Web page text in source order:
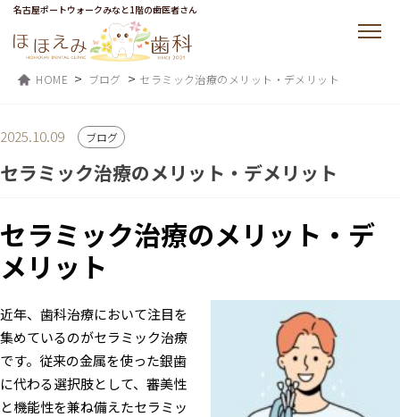
名古屋ポートウォークみなと1階の歯医者さん
HOME > ブログ > セラミック治療のメリット・デメリット
2025.10.09 ブログ
セラミック治療のメリット・デメリット
セラミック治療のメリット・デ
メリット
近年、歯科治療において注目を
集めているのがセラミック治療
です。従来の金属を使った銀歯
に代わる選択肢として、審美性
と機能性を兼ね備えたセラミッ